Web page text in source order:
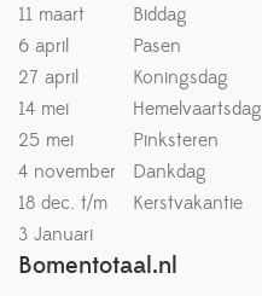
11 maart
Biddag
6 april
Pasen
27 april
Koningsdag
14 mei
Hemelvaartsdag
25 mei
Pinksteren
4 november
Dankdag
18 dec. t/m
Kerstvakantie
3 Januari
Bomentotaal.nl